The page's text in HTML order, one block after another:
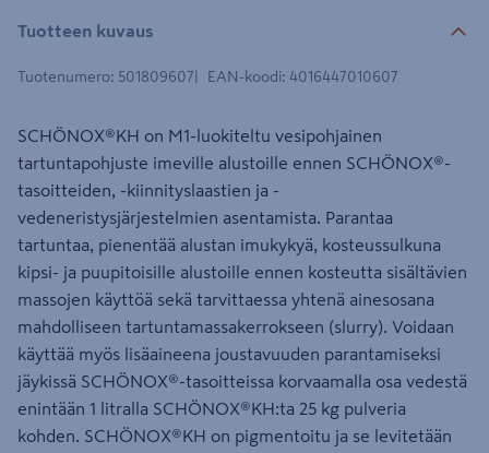
Tuotteen kuvaus
Tuotenumero: 501809607 EAN-koodi: 4016447010607
SCHÖNOX®KH on M1-luokiteltu vesipohjainen
tartuntapohjuste imeville alustoille ennen SCHÖNOX®-
tasoitteiden, -kiinnityslaastien ja -
vedeneristysjärjestelmien asentamista. Parantaa
tartuntaa, pienentää alustan imukykyä, kosteussulkuna
kipsi- ja puupitoisille alustoille ennen kosteutta sisältävien
massojen käyttöä sekä tarvittaessa yhtenä ainesosana
mahdolliseen tartuntamassakerrokseen (slurry). Voidaan
käyttää myös lisäaineena joustavuuden parantamiseksi
jäykissä SCHÖNOX®-tasoitteissa korvaamalla osa vedestä
enintään 1 litralla SCHÖNOX®KH:ta 25 kg pulveria
kohden. SCHÖNOX®KH on pigmentoitu ja se levitetään